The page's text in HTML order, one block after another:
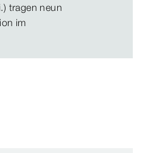
tragen neun
im